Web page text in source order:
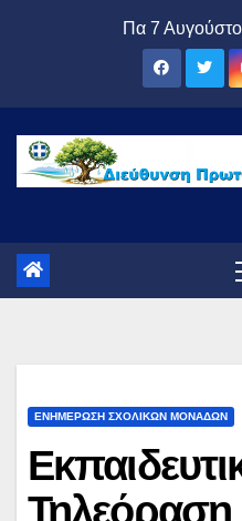
Πα 7
ΕΝΗΜΕΡΩΣΗ ΣΧΟΛΙΚΩΝ ΜΟΝΑΔΩΝ